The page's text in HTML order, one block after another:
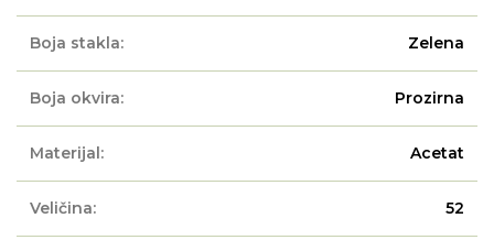
Boja stakla: Zelena
Boja okvira: Prozirna
Materijal: Acetat
Veličina: 52